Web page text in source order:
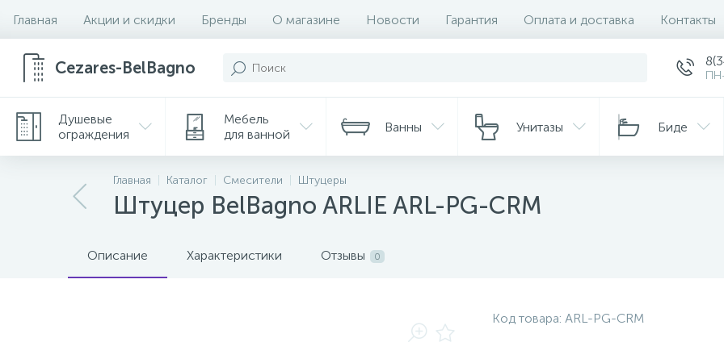
Главная Акции и скидки Бренды О магазине Новости Гарантия Оплата и доставка Контакты
Cezares-BelBagno
Душевые
ограждения
Мебель
для ванной
Ванны Унитазы Биде
Главная Каталог Смесители Штуцеры
Штуцер BelBagno ARLIE ARL-PG-CRM
Описание Характеристики Отзывы 0
Код товара: ARL-PG-CRM